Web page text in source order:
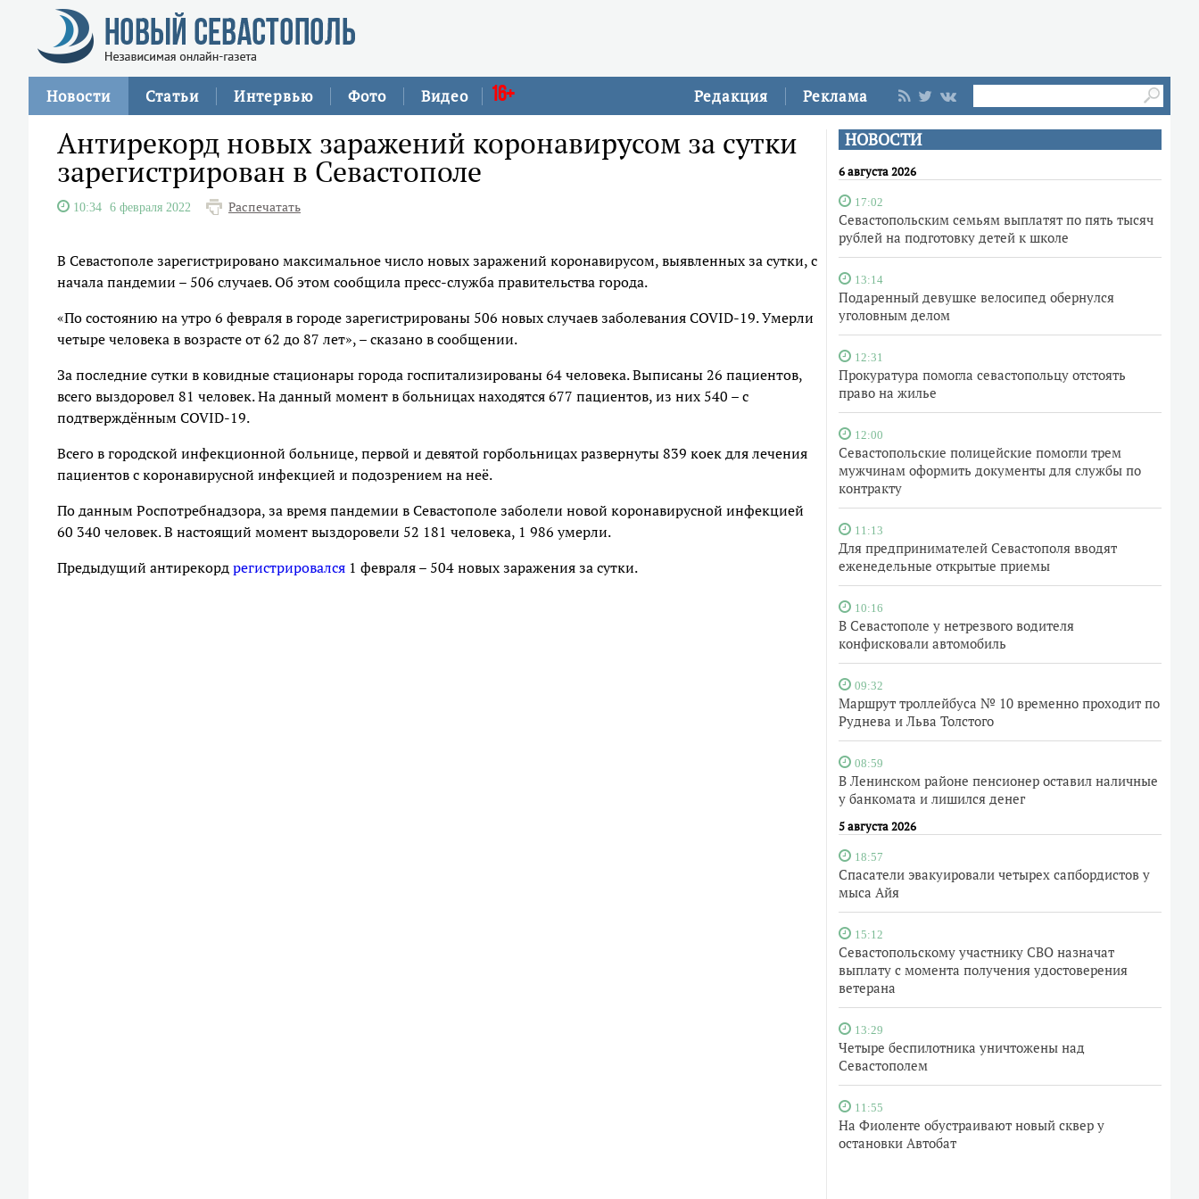
Редакция Реклама
Новости Статьи Интервью Фото Видео 16+
НОВОСТИ
6 августа 2026
17:02
Севастопольским семьям выплатят по пять тысяч
рублей на подготовку детей к школе
13:14
Подаренный девушке велосипед обернулся
уголовным делом
12:31
Прокуратура помогла севастопольцу отстоять
право на жилье
12:00
Севастопольские полицейские помогли трем
мужчинам оформить документы для службы по
контракту
11:13
Для предпринимателей Севастополя вводят
еженедельные открытые приемы
10:16
В Севастополе у нетрезвого водителя
конфисковали автомобиль
09:32
Маршрут троллейбуса № 10 временно проходит по
Руднева и Льва Толстого
08:59
В Ленинском районе пенсионер оставил наличные
у банкомата и лишился денег
5 августа 2026
18:57
Спасатели эвакуировали четырех сапбордистов у
мыса Айя
15:12
Севастопольскому участнику СВО назначат
выплату с момента получения удостоверения
ветерана
13:29
Четыре беспилотника уничтожены над
Севастополем
11:55
На Фиоленте обустраивают новый сквер у
остановки Автобат
Антирекорд новых заражений коронавирусом за сутки
зарегистрирован в Севастополе
10:34 6 февраля 2022 Распечатать
В Севастополе зарегистрировано максимальное число новых заражений коронавирусом, выявленных за сутки, с
начала пандемии – 506 случаев. Об этом сообщила пресс-служба правительства города.
«По состоянию на утро 6 февраля в городе зарегистрированы 506 новых случаев заболевания COVID-19. Умерли
четыре человека в возрасте от 62 до 87 лет», – сказано в сообщении.
За последние сутки в ковидные стационары города госпитализированы 64 человека. Выписаны 26 пациентов,
всего выздоровел 81 человек. На данный момент в больницах находятся 677 пациентов, из них 540 – с
подтверждённым COVID-19.
Всего в городской инфекционной больнице, первой и девятой горбольницах развернуты 839 коек для лечения
пациентов с коронавирусной инфекцией и подозрением на неё.
По данным Роспотребнадзора, за время пандемии в Севастополе заболели новой коронавирусной инфекцией
60 340 человек. В настоящий момент выздоровели 52 181 человека, 1 986 умерли.
Предыдущий антирекордрегистрировался 1 февраля – 504 новых заражения за сутки.